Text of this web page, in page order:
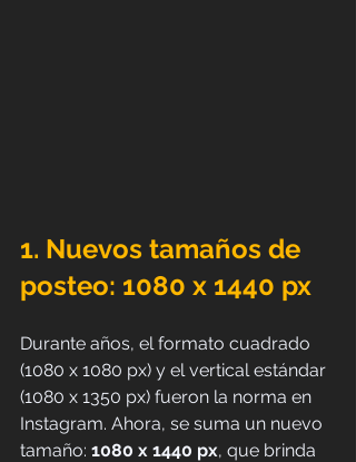
1. Nuevos tamaños de
posteo: 1080 x 1440 px
Durante años, el formato cuadrado
(1080 x 1080 px) y el vertical estándar
(1080 x 1350 px) fueron la norma en
Instagram. Ahora, se suma un nuevo
tamaño: 1080 x 1440 px, que brinda